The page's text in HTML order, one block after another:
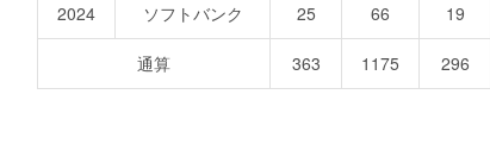
2024 ソフトバンク 25 66 19
通算 363 1175 296